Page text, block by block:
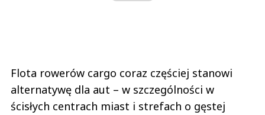
Flota rowerów cargo coraz częściej stanowi
alternatywę dla aut – w szczególności w
ścisłych centrach miast i strefach o gęstej